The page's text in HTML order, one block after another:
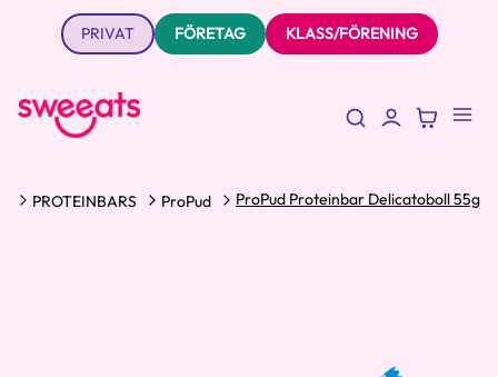
PRIVAT FÖRETAG KLASS/FÖRENING
PROTEINBARS ProPud ProPud Proteinbar Delicatoboll 55g